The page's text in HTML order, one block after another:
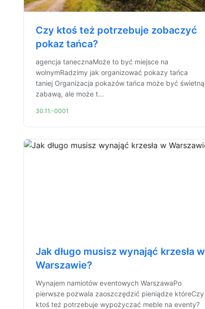
Czy ktoś też potrzebuje zobaczyć
pokaz tańca?
agencja tanecznaMoże to być miejsce na
wolnymRadzimy jak organizować pokazy tańca
taniej Organizacja pokazów tańca może być świetną
zabawą, ale może t...
30.11.-0001
Jak długo musisz wynająć krzesła w
Warszawie?
Wynajem namiotów eventowych WarszawaPo
pierwsze pozwala zaoszczędzić pieniądze któreCzy
ktoś też potrzebuje wypożyczać meble na eventy?